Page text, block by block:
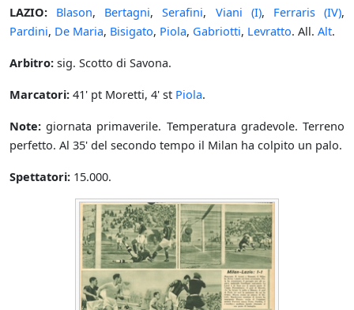
LAZIO: Blason, Bertagni,Serafini, Viani (I), Ferraris (IV),
Pardini, De Maria, Bisigato, Piola, Gabriotti, Levratto. All. Alt.
Arbitro: sig. Scotto di Savona.
Marcatori: 41' pt Moretti, 4' st Piola.
Note: giornata primaverile. Temperatura gradevole. Terreno
perfetto. Al 35' del secondo tempo il Milan ha colpito un palo.
Spettatori: 15.000.